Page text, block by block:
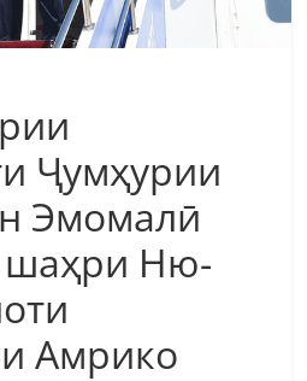
Ҷумҳурии
Эмомалӣ
шаҳри Ню-
Амрико